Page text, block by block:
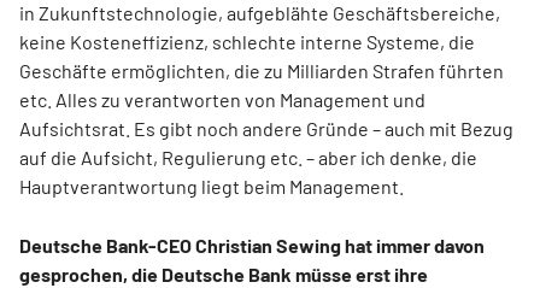
in Zukunftstechnologie, aufgeblähte Geschäftsbereiche,
keine Kosteneffizienz, schlechte interne Systeme, die
Geschäfte ermöglichten, die zu Milliarden Strafen führten
etc. Alles zu verantworten von Management und
Aufsichtsrat. Es gibt noch andere Gründe – auch mit Bezug
auf die Aufsicht, Regulierung etc. – aber ich denke, die
Hauptverantwortung liegt beim Management.
Deutsche Bank-CEO Christian Sewing hat immer davon
gesprochen, die Deutsche Bank müsse erst ihre